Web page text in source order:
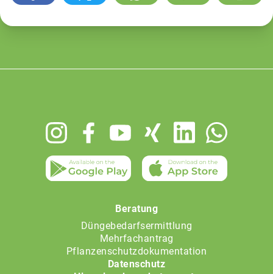
Beratung
Düngebedarfsermittlung
Mehrfachantrag
Pflanzenschutzdokumentation
Datenschutz